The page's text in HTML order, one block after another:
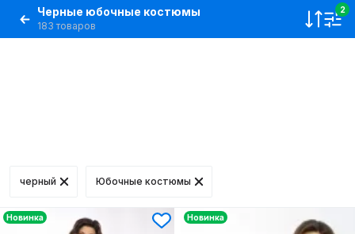
Черные юбочные костюмы
183 товаров
2
черный Юбочные костюмы
Новинка Новинка